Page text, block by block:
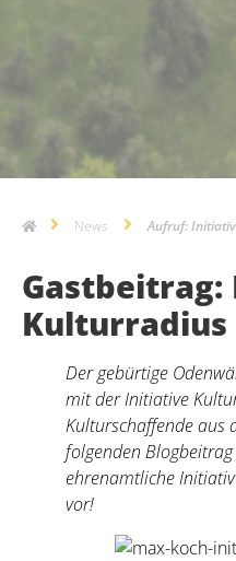
News Aufruf:
Kulturradius
Der gebürtige
mit der Initiative
Kulturschaffende aus
folgenden
ehrenamtliche
vor!